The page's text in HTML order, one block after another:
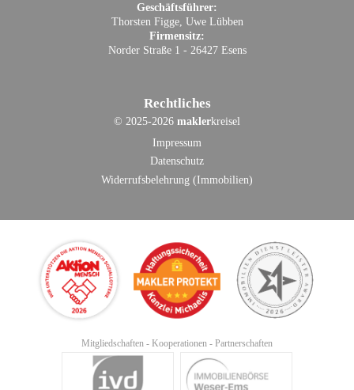
Geschäftsführer:
Thorsten Figge, Uwe Lübben
Firmensitz:
Norder Straße 1 - 26427 Esens
Rechtliches
© 2025-2026 maklerkreisel
Impressum
Datenschutz
Widerrufsbelehrung (Immobilien)
Mitgliedschaften - Kooperationen - Partnerschaften